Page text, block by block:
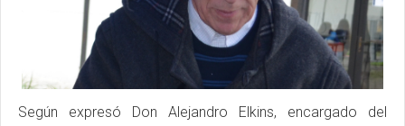
Según expresó Don Alejandro Elkins, encargado del